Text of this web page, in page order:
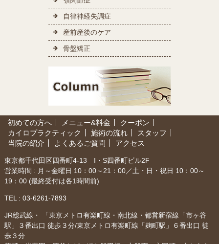
自律神経失調症
産前産後のケア
骨盤矯正
初めての方へ メニュー&料金
クーポン
カイロプラクティック
施術の流れ
スタッフ
当院の紹介
よくあるご質問 アクセス
東京都千代田区四番町4-13 I・S四番町ビル2F
営業時間 : 月～金曜日 10：00～21：00／土・日・祝日 10：00～
19：00 (最終受付は各1時間前)
TEL : 03-6261-7893
JR総武線・ 「東京メトロ有楽町線・南北線・都営新宿線「市ヶ谷
駅」３番出口 徒歩３分/東京メトロ有楽町線「麹町駅」６番出口 徒
歩３分